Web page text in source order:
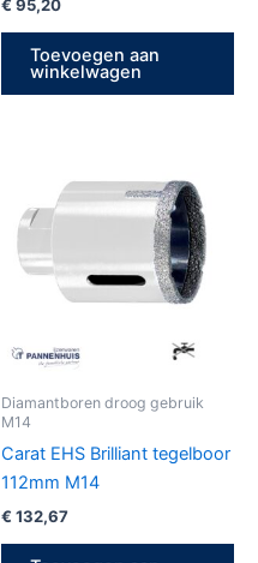
€ 95,20
Toevoegen aan
winkelwagen
Diamantboren droog gebruik
M14
Carat EHS Brilliant tegelboor
112mm M14
€ 132,67